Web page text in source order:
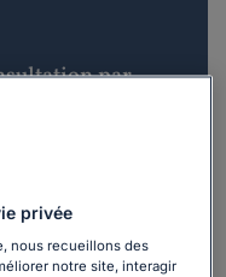
par
à 21h du lundi au
privée
nous recueillons des
notre site, interagir